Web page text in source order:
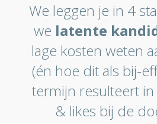
We leggen je in 4
we latente
lage kosten weten
(én hoe dit als bij-
termijn resulteert
& likes bij de